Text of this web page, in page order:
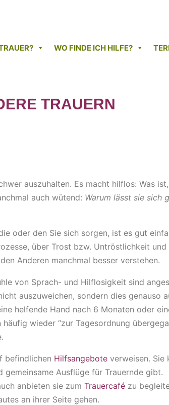
WO FINDE ICH HILFE?
TRAUERN
auszuhalten. Es macht hilflos: Was
auch wütend: Warum lässt sie sich
oder den Sie sich sorgen, ist es gut
über Trost bzw. Untröstlichkeit
Anderen manchmal besser verstehen.
von Sprach- und Hilflosigkeit sind
auszuweichen, sondern dies genauso
helfende Hand nach 6 Monaten oder
wieder “zur Tagesordnung
befindlichen Hilfsangebote verweisen. Sie
gemeinsame Ausflüge für Trauernde gibt.
anbieten sie zum Trauercafé zu
an ihrer Seite gehen.